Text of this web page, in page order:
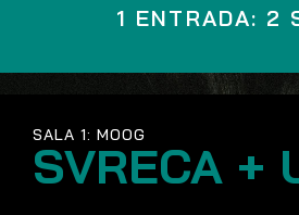
1 ENTRADA: 2
SALA 1: MOOG
SVRECA +